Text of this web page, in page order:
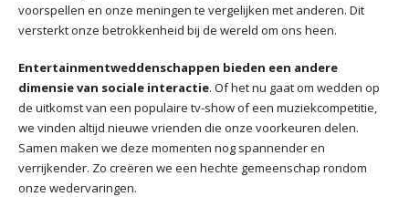
voorspellen en onze meningen te vergelijken met anderen. Dit
versterkt onze betrokkenheid bij de wereld om ons heen.
Entertainmentweddenschappen bieden een andere
dimensie van sociale interactie. Of het nu gaat om wedden op
de uitkomst van een populaire tv-show of een muziekcompetitie,
we vinden altijd nieuwe vrienden die onze voorkeuren delen.
Samen maken we deze momenten nog spannender en
verrijkender. Zo creëren we een hechte gemeenschap rondom
onze wedervaringen.